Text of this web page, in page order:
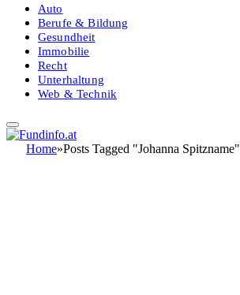
Auto
Berufe & Bildung
Gesundheit
Immobilie
Recht
Unterhaltung
Web & Technik
Home»Posts Tagged "Johanna Spitzname"